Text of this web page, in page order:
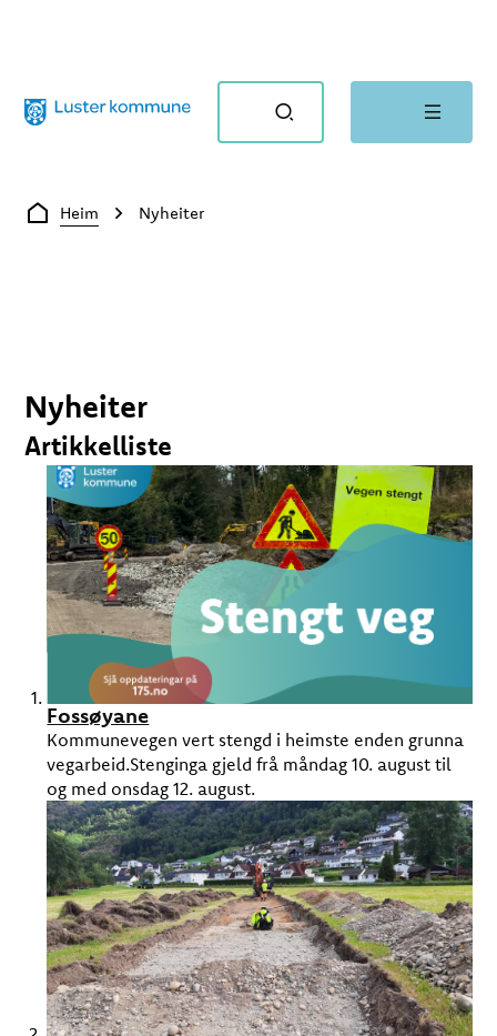
Du er her:
Heim Nyheiter
Nyheiter
Artikkelliste
Fossøyane
Kommunevegen vert stengd i heimste enden grunna
vegarbeid.Stenginga gjeld frå måndag 10. august til
og med onsdag 12. august.